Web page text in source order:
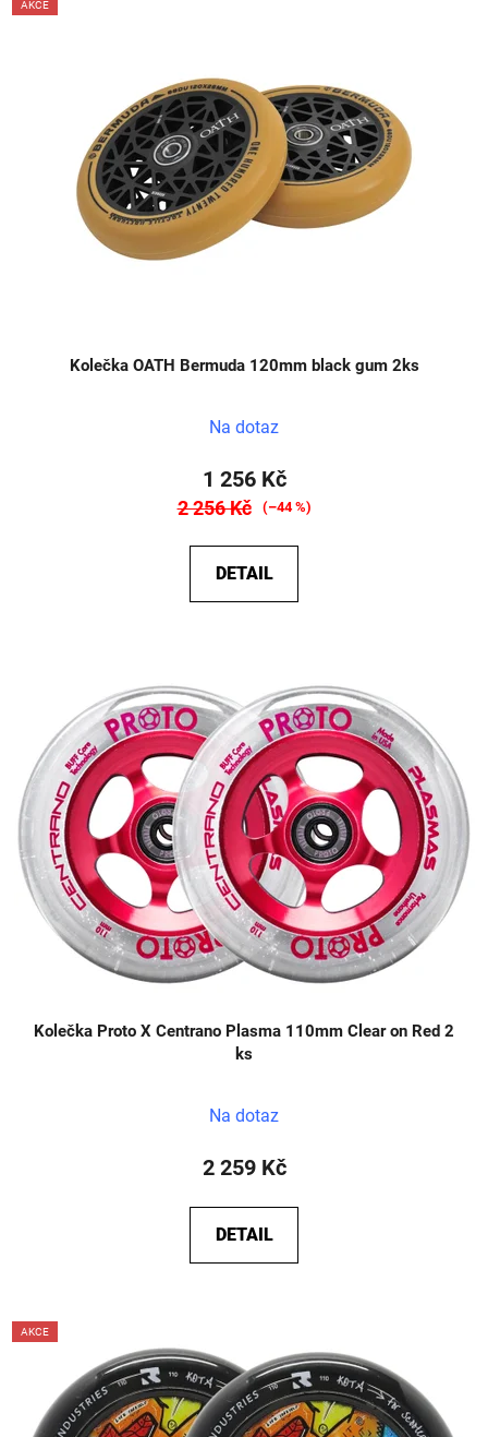
AKCE
Kolečka OATH Bermuda 120mm black gum 2ks
Na dotaz
1 256 Kč
2 256 Kč (–44 %)
DETAIL
Kolečka Proto X Centrano Plasma 110mm Clear on Red 2
ks
Na dotaz
2 259 Kč
DETAIL
AKCE